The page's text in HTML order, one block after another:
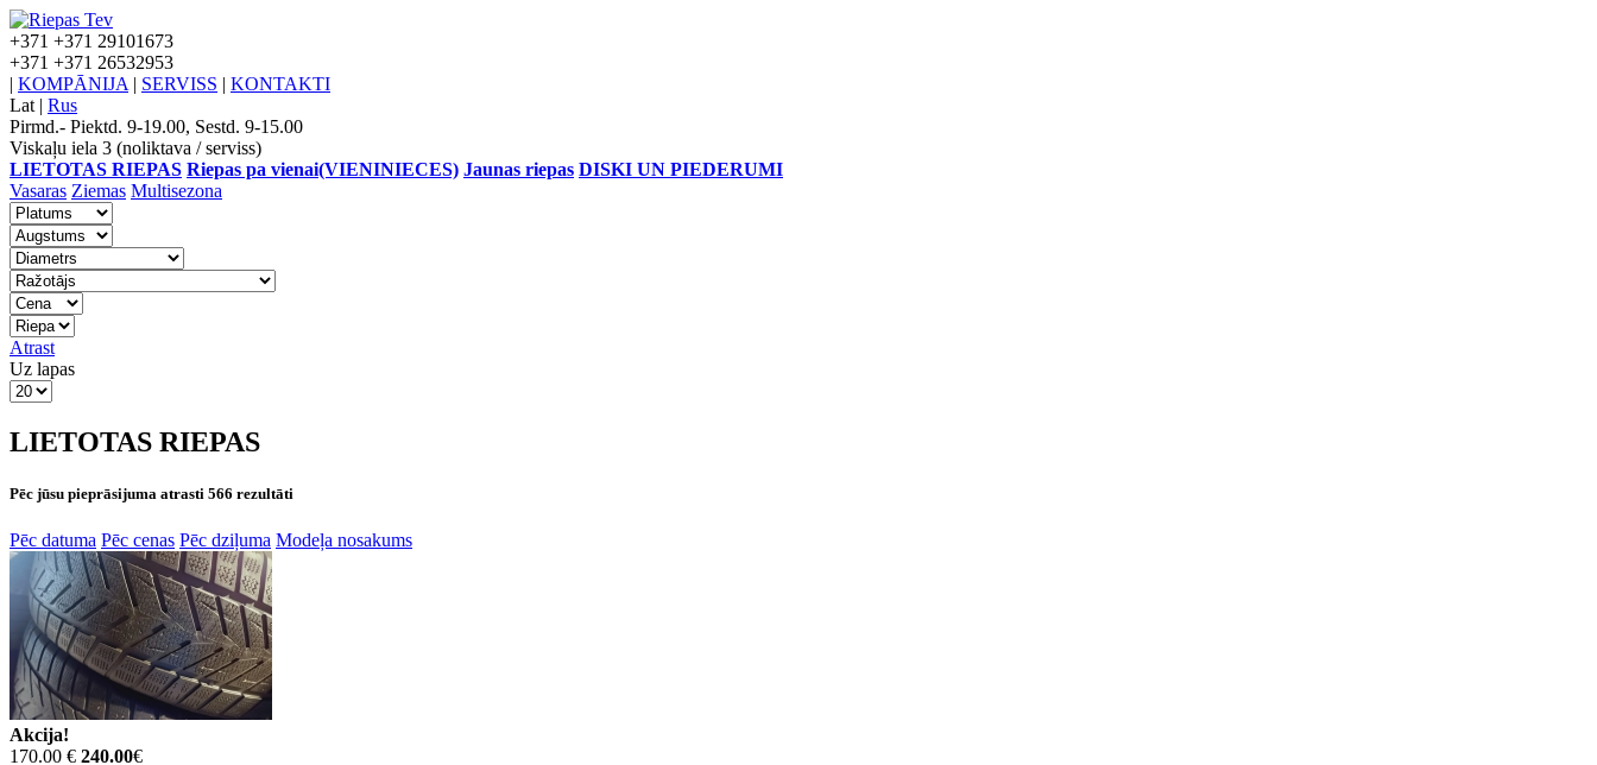
+371 +371 29101673
+371 +371 26532953
| KOMPĀNIJA | SERVISS | KONTAKTI
Lat | Rus
Pirmd.- Piektd. 9-19.00, Sestd. 9-15.00
Viskaļu iela 3 (noliktava / serviss)
LIETOTAS RIEPAS Riepas pa vienai(VIENINIECES) Jaunas riepas DISKI UN PIEDERUMI
Vasaras Ziemas Multisezona
Atrast
Uz lapas
LIETOTAS RIEPAS
Pēc jūsu pieprāsijuma atrasti 566 rezultāti
Pēc datuma Pēc cenas Pēc dziļuma Modeļa nosakums
Akcija!
170.00 € 240.00€